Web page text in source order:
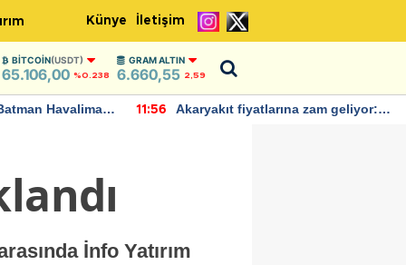
Künye İletişim
BITCOIN(USDT)
65.106,00 %0.238
GRAM ALTIN
6.660,55 2,59
Havalimanı
11:56
Akaryakıt fiyatlarına zam geliyor:
İnfo Yatırım